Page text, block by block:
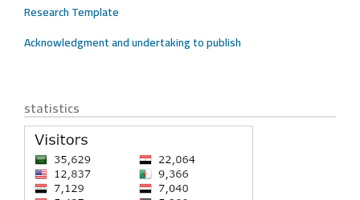
Research Template
Acknowledgment and undertaking to publish
statistics